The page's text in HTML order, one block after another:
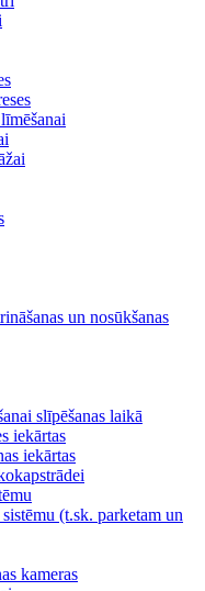
un nosūkšanas
slīpēšanas laikā
iekārtas
iekārtas
(t.sk. parketam un
kameras